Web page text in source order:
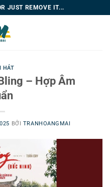
JUST REMOVE IT...
HÁT
– Hợp Âm
BỞI TRANHOANGMAI